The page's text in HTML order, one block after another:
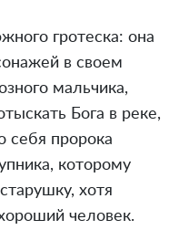
гротеска: она
в своем
мальчика,
Бога в реке,
себя пророка
которому
хотя
человек.